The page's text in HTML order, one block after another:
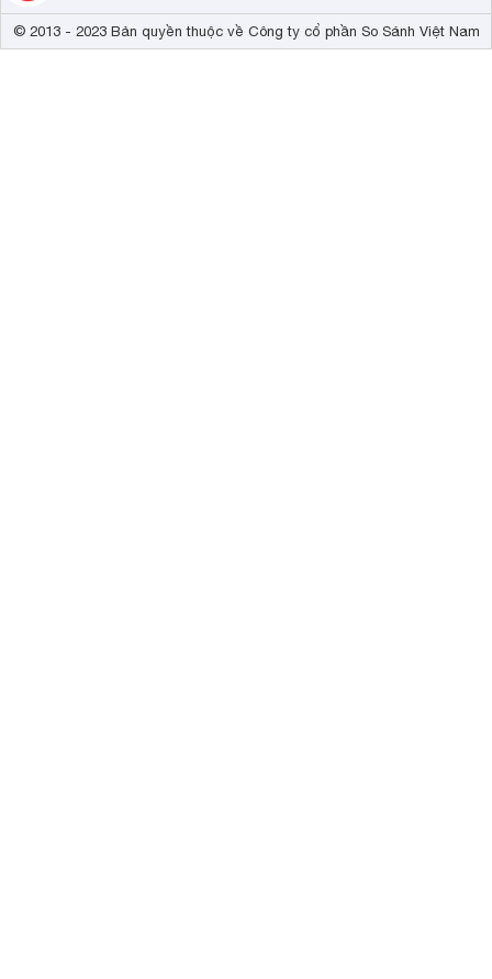
© 2013 - 2023 Bản quyền thuộc về Công ty cổ phần So Sánh Việt Nam